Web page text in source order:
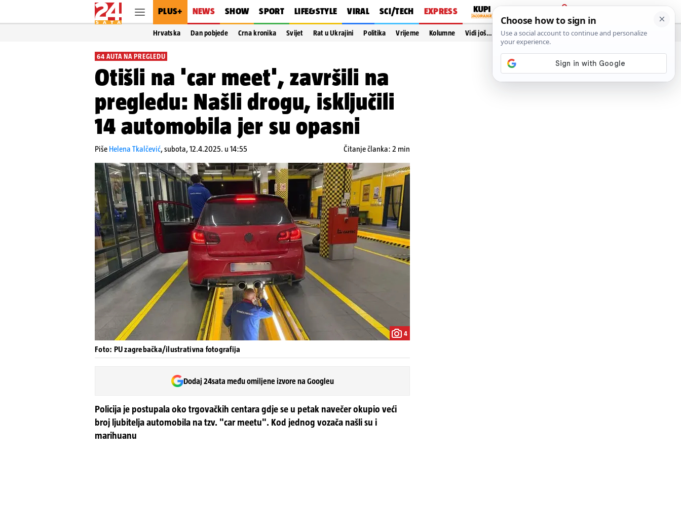
PLUS+ NEWS SHOW SPORT LIFE&STYLE VIRAL SCI/TECH EXPRESS
PRIJAVA
Hrvatska Dan pobjede Crna kronika Svijet Rat u Ukrajini Politika Vrijeme Kolumne Vidi još…
64 AUTA NA PREGLEDU
Otišli na 'car meet', završili na
pregledu: Našli drogu, isključili
14 automobila jer su opasni
Piše Helena Tkalčević,subota, 12.4.2025. u 14:55 Čitanje članka: 2 min
4
Foto: PU zagrebačka/ilustrativna fotografija
Dodaj 24sata među omiljene izvore na Googleu
Policija je postupala oko trgovačkih centara gdje se u petak navečer okupio veći
broj ljubitelja automobila na tzv. "car meetu". Kod jednog vozača našli su i
marihuanu